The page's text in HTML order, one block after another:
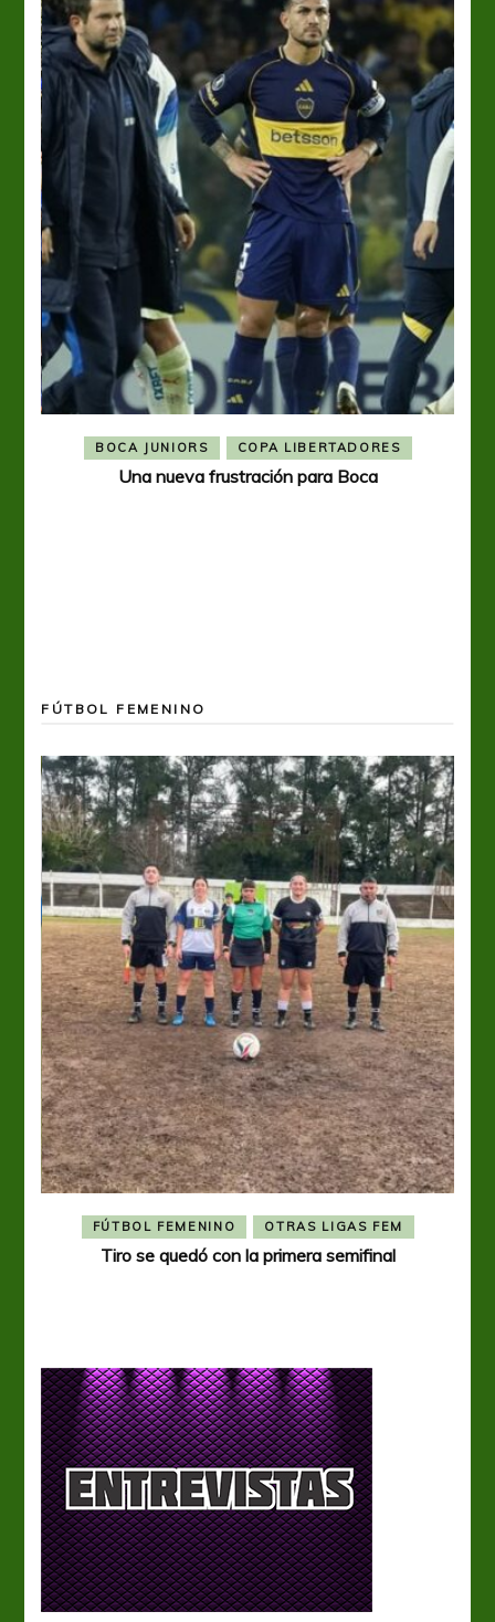
BOCA JUNIORS COPA LIBERTADORES
Una nueva frustración para Boca
FÚTBOL FEMENINO
FÚTBOL FEMENINO OTRAS LIGAS FEM
Tiro se quedó con la primera semifinal